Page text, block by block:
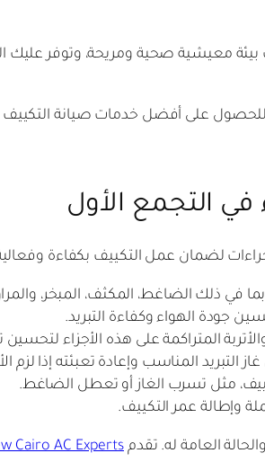
معيشية صحية ومريحة، وتوفر عليك
على أفضل خدمات صيانة التكييف
في التجمع الأول
لضمان عمل التكييف بكفاءة
في ذلك الضاغط، المكثف، المبخر،
جودة الهواء وكفاءة التبريد.
المتراكمة على هذه الأجزاء لتحسين
التبريد المناسب وإعادة تعبئته إذا لزم
مثل تسرب الغاز أو تعطل الضاغط.
وإطالة عمر التكييف.
العامة له. تقدم Cairo AC Experts